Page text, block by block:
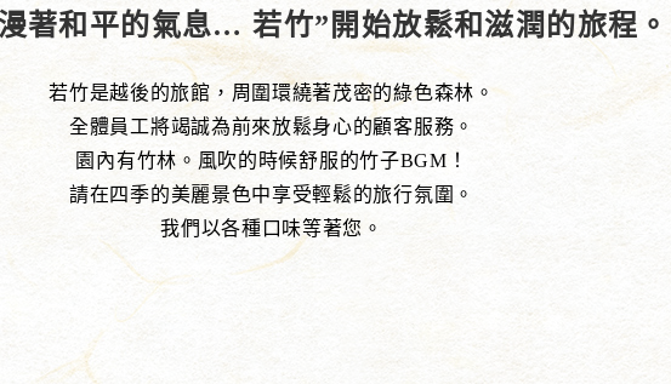
著和平的氣息… 若竹”開始放鬆和滋潤的旅程。
若竹是越後的旅館，周圍環繞著茂密的綠色森林。
全體員工將竭誠為前來放鬆身心的顧客服務。
園內有竹林。風吹的時候舒服的竹子BGM！
請在四季的美麗景色中享受輕鬆的旅行氛圍。
我們以各種口味等著您。